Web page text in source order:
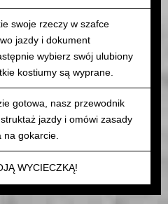
swoje rzeczy w szafce
jazdy i dokument
wybierz swój ulubiony
kostiumy są wyprane.
gotowa, nasz przewodnik
jazdy i omówi zasady
na gokarcie.
WYCIECZKĄ!